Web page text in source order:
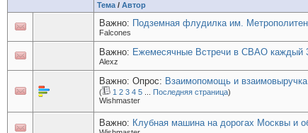
Тема / Автор
Важно: Подземная флудилка им.
Falcones
Важно: Ежемесячные Встречи в СВАО каждый
Alexz
Важно: Опрос: Взаимопомощь и
( 1 2 3 4 5 Последняя страница)
Wishmaster
Важно: Клубная машина на дорогах Москвы и